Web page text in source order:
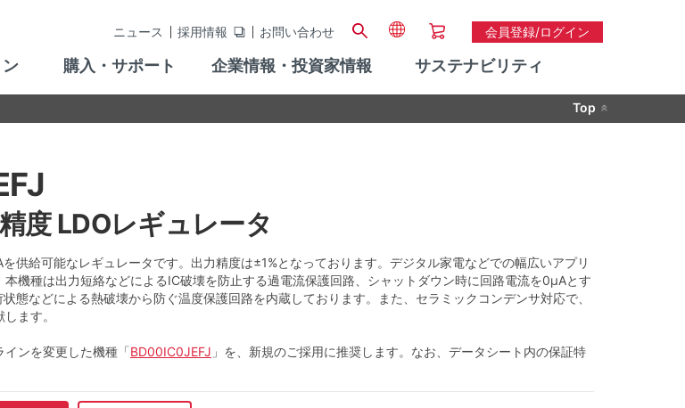
ニュース 採用情報 お問い合わせ 会員登録/ログイン
購入・サポート 企業情報・投資家情報 サステナビリティ
Top
度 LDOレギュレータ
供給可能なレギュレータです。出力精度は±1%となっております。デジタル家電などでの幅広いアプリ
機種は出力短絡などによるIC破壊を防止する過電流保護回路、シャットダウン時に回路電流を0μAとす
態などによる熱破壊から防ぐ温度保護回路を内蔵しております。また、セラミックコンデンサ対応で、
ます。
ンを変更した機種「BD00IC0JEFJ 」を、新規のご採用に推奨します。なお、データシート内の保証特